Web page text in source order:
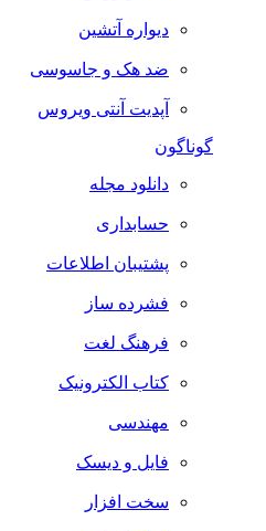
دیواره آتشین
ضد هک و جاسوسی
آپدیت آنتی ویروس
گوناگون
دانلود مجله
حسابداری
پشتیبان اطلاعات
فشرده ساز
فرهنگ لغت
کتاب الکترونیک
مهندسی
فایل و دیسک
سخت افزار